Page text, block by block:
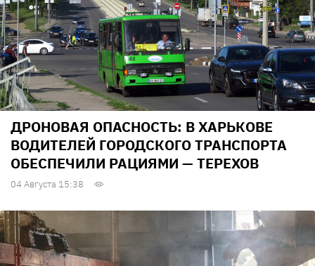
ДРОНОВАЯ ОПАСНОСТЬ: В ХАРЬКОВЕ
ВОДИТЕЛЕЙ ГОРОДСКОГО ТРАНСПОРТА
ОБЕСПЕЧИЛИ РАЦИЯМИ — ТЕРЕХОВ
04 Августа 15:38